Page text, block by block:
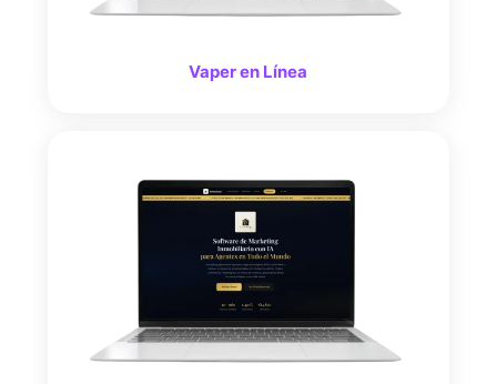
Vaper en Línea